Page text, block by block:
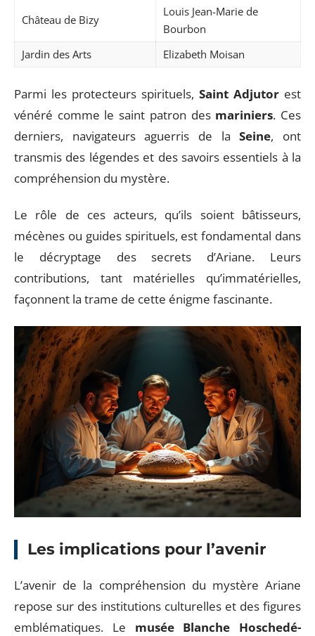
Château de Bizy
Louis Jean-Marie de
Bourbon
Jardin des Arts
Elizabeth Moisan
Parmi les protecteurs spirituels, Saint Adjutor est
vénéré comme le saint patron des mariniers. Ces
derniers, navigateurs aguerris de laSeine, ont
transmis des légendes et des savoirs essentiels à la
compréhension du mystère.
Le rôle de ces acteurs, qu’ils soient bâtisseurs,
mécènes ou guides spirituels, est fondamental dans
le décryptage des secrets d’Ariane. Leurs
contributions, tant matérielles qu’immatérielles,
façonnent la trame de cette énigme fascinante.
Les implications pour l’avenir
L’avenir de la compréhension du mystère Ariane
repose sur des institutions culturelles et des figures
emblématiques. Le musée Blanche Hoschedé-